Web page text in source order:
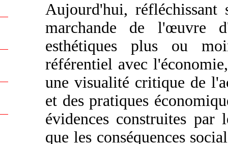
Aujourd'hui,
marchande de l'œuvre
esthétiques plus ou
référentiel avec
une visualité critique de
et des pratiques
évidences construites par
que les conséquences